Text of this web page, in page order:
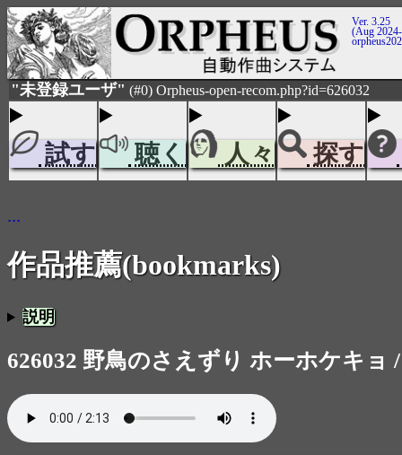
Ver. 3.25
(Aug
"未登録ユーザ" (#0) Orpheus-open-recom.php?id=626032
試す 聴く 人々 探す
...
作品推薦(bookmarks)
説明
626032 野鳥のさえずり ホーホケキョ